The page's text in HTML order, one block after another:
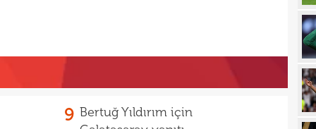
9 Bertuğ Yıldırım için
Ligi